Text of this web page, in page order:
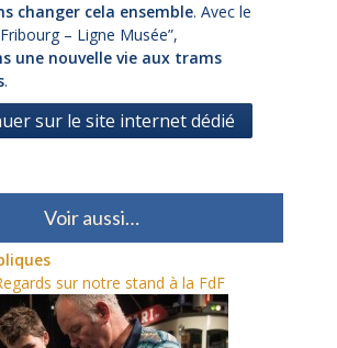
changer cela ensemble. Avec le
– Ligne Musée”,
une nouvelle vie aux trams
.
sur le site internet dédié
Voir aussi…
sur notre stand à la FdF